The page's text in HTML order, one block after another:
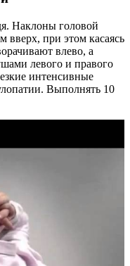
Наклоны головой
вверх, при этом касаясь
влево, а
левого и правого
интенсивные
Выполнять 10